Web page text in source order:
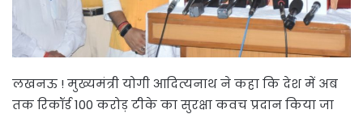
लखनऊ ! मुख्यमंत्री योगी आदित्यनाथ ने कहा कि देश में अब
तक रिकॉर्ड 100 करोड़ टीके का सुरक्षा कवच प्रदान किया जा